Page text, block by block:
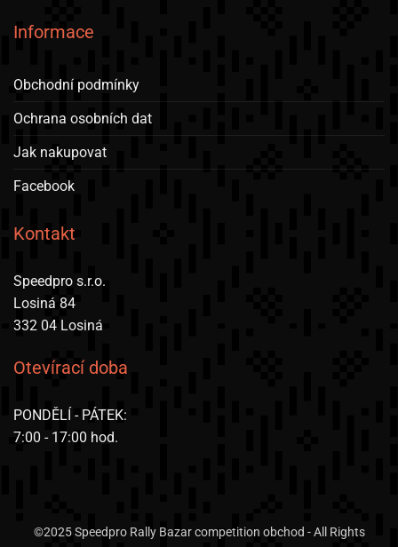
Informace
Obchodní podmínky
Ochrana osobních dat
Jak nakupovat
Facebook
Kontakt
Speedpro s.r.o.
Losiná 84
332 04 Losiná
Otevírací doba
PONDĚLÍ - PÁTEK:
7:00 - 17:00 hod.
©2025 Speedpro Rally Bazar competition obchod - All Rights